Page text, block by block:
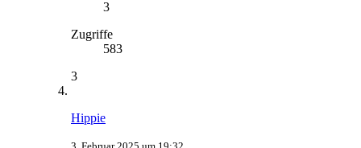
3
Zugriffe
583
3
Hippie